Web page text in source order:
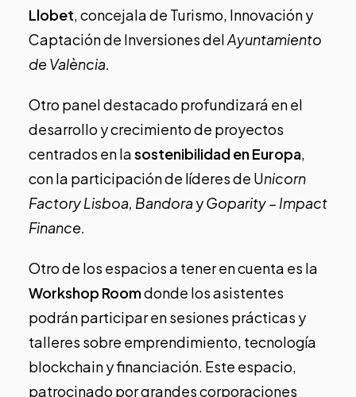
Llobet, concejala de Turismo, Innovación y
Captación de Inversiones delAyuntamiento
de València.
Otro panel destacado profundizará en el
desarrollo y crecimiento de proyectos
centrados en lasostenibilidad en Europa,
con la participación de líderes de Unicorn
Factory Lisboa, BandorayGoparity – Impact
Finance.
Otro de los espacios a tener en cuenta es la
Workshop Roomdonde los asistentes
podrán participar en sesiones prácticas y
talleres sobre emprendimiento, tecnología
blockchain y financiación. Este espacio,
patrocinado por grandes corporaciones